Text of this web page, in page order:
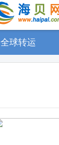
全球转运